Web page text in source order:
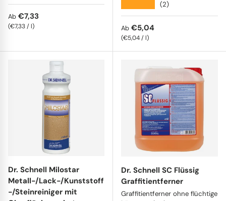
Normaler Preis
Ab €7,33
Grundpreis
€7,33/l
(2)
Normaler Preis
Ab €5,04
Grundpreis
€5,04/l
Dr. Schnell Milostar
Metall-/Lack-/Kunststoff
-/Steinreiniger mit
Dr. Schnell SC Flüssig
Graffitientferner
Graffitientferner ohne flüchtige